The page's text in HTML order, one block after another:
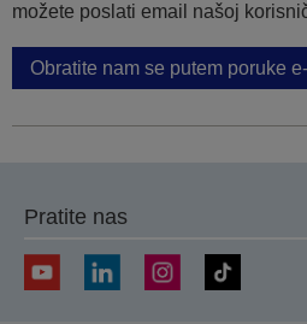
možete poslati email našoj
Obratite nam se putem poruke
Pratite nas